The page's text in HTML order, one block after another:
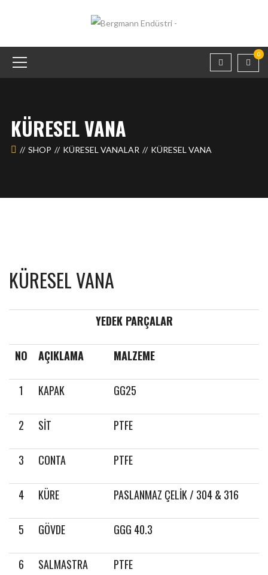
0
KÜRESEL VANA
SHOP KÜRESEL VANALAR KÜRESEL VANA
KÜRESEL VANA
YEDEK PARÇALAR
NO AÇIKLAMA MALZEME
1 KAPAK GG25
2 SİT PTFE
3 CONTA PTFE
4 KÜRE PASLANMAZ ÇELİK / 304 & 316
5 GÖVDE GGG 40.3
6 SALMASTRA PTFE